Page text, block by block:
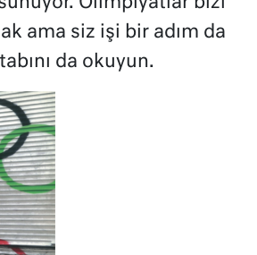
ama siz işi bir adım da
da okuyun.